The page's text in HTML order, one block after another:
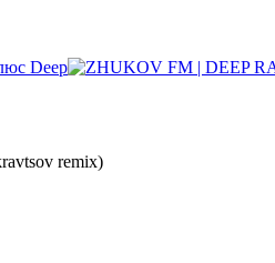
Deep
remix)